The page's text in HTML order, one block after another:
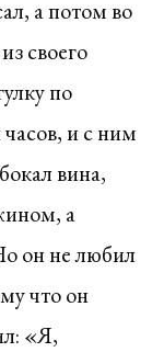
а потом во
своего
по
и с ним
вина,
а
он не любил
что он
«Я,